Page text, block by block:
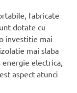
fabricate
dotate cu
investitie mai
mai slaba
electrica,
aspect atunci